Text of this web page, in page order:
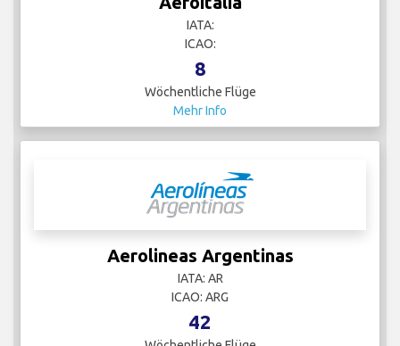
IATA:
ICAO:
8
Wöchentliche Flüge
Mehr Info
Aerolineas Argentinas
IATA: AR
ICAO: ARG
42